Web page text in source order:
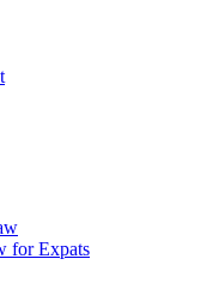
for Expats